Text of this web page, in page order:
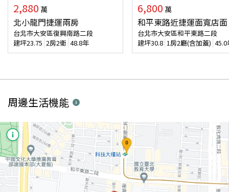
2,880 萬
北小龍門捷運兩房
台北市大安區復興南路二段
建坪23.75 2房2衛 48.8年
6,800 萬
和平東路近捷運面寬店面
台北市大安區和平東路二段
建坪30.8 1房2廳(含加蓋) 45.0
周邊生活機能